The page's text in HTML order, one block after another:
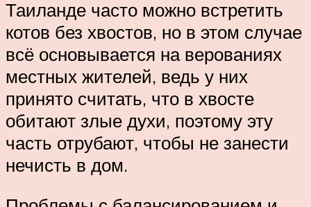
Таиланде часто можно встретить
котов без хвостов, но в этом случае
всё основывается на верованиях
местных жителей, ведь у них
принято считать, что в хвосте
обитают злые духи, поэтому эту
часть отрубают, чтобы не занести
нечисть в дом.